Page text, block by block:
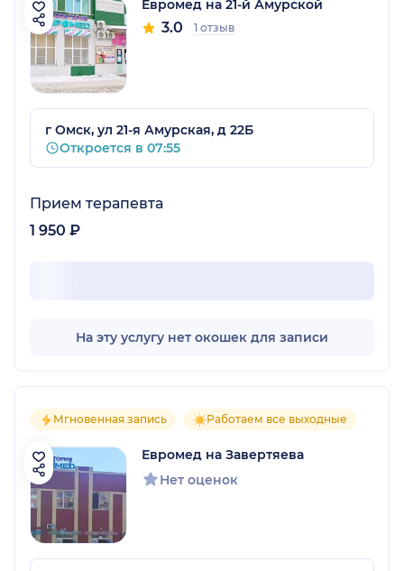
Евромед на 21-й Амурской
3.0 1 отзыв
г Омск, ул 21-я Амурская, д 22Б
Откроется в 07:55
Прием терапевта
1 950 ₽
На эту услугу нет окошек для записи
Мгновенная запись Работаем все выходные
Евромед на Завертяева
Нет оценок